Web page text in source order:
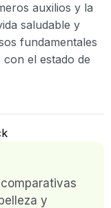
auxilios y la
saludable y
fundamentales
el estado de
y